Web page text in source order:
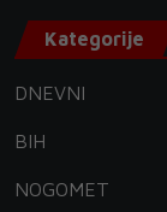
Kategorije
DNEVNI
BIH
NOGOMET